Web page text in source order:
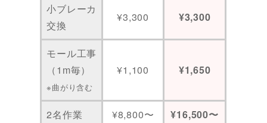
小ブレーカ
交換
¥3,300 ¥3,300
モール工事
（1m毎）
※曲がり含む
¥1,100 ¥1,650
2名作業 ¥8,800〜 ¥16,500〜